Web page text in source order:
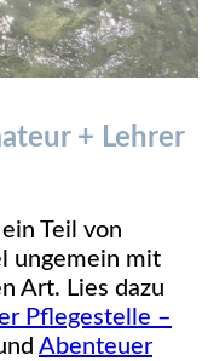
+ Lehrer
Teil von
ungemein mit
Art. Lies dazu
Pflegestelle –
Abenteuer